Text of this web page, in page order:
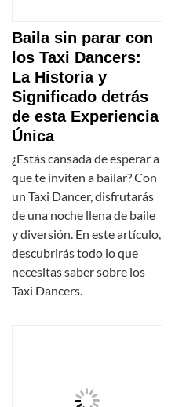
Baila sin parar con
los Taxi Dancers:
La Historia y
Significado detrás
de esta Experiencia
Única
¿Estás cansada de esperar a
que te inviten a bailar? Con
un Taxi Dancer, disfrutarás
de una noche llena de baile
y diversión. En este artículo,
descubrirás todo lo que
necesitas saber sobre los
Taxi Dancers.